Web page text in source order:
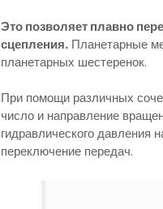
Это позволяет плавно
сцепления. Планетарные
планетарных шестеренок.
При помощи различных
число и направление
гидравлического
переключение передач.